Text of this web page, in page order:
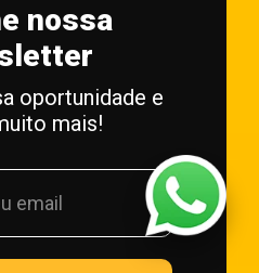
nossa
oportunidade e
mais!